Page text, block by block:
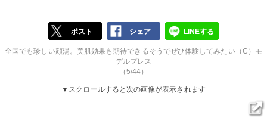
ポスト シェア LINEする
全国でも珍しい顔湯。美肌効果も期待できるそうでぜひ体験してみたい（C）モ
デルプレス
（5/44）
▼スクロールすると次の画像が表示されます